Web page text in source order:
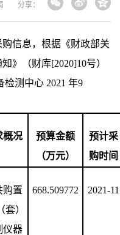
分享：
信息，根据《财政部关
》（财库[2020]10号）
测中心 2021 年9
概况
预算金额
（万元）
预计采
购时间
购置
套）
仪器
668.509772 2021-11